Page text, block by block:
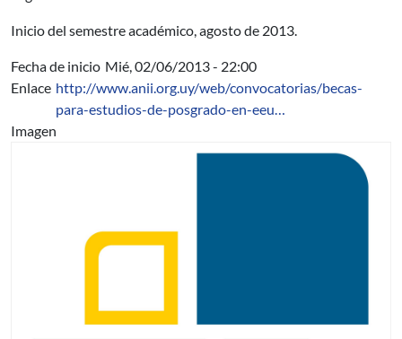
Inicio del semestre académico, agosto de 2013.
Fecha de inicio Mié, 02/06/2013 - 22:00
Enlace http://www.anii.org.uy/web/convocatorias/becas-
para-estudios-de-posgrado-en-eeu…
Imagen